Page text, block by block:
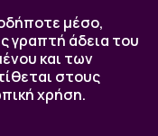
μέσο,
γραπτή άδεια του
και των
στους
χρήση.